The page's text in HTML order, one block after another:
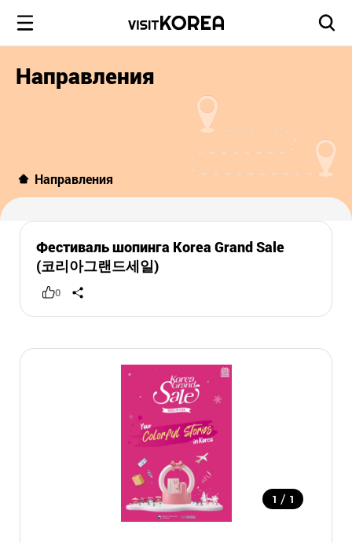
Направления
Направления
Фестиваль шопинга Korea Grand Sale
(코리아그랜드세일)
0
1 / 1